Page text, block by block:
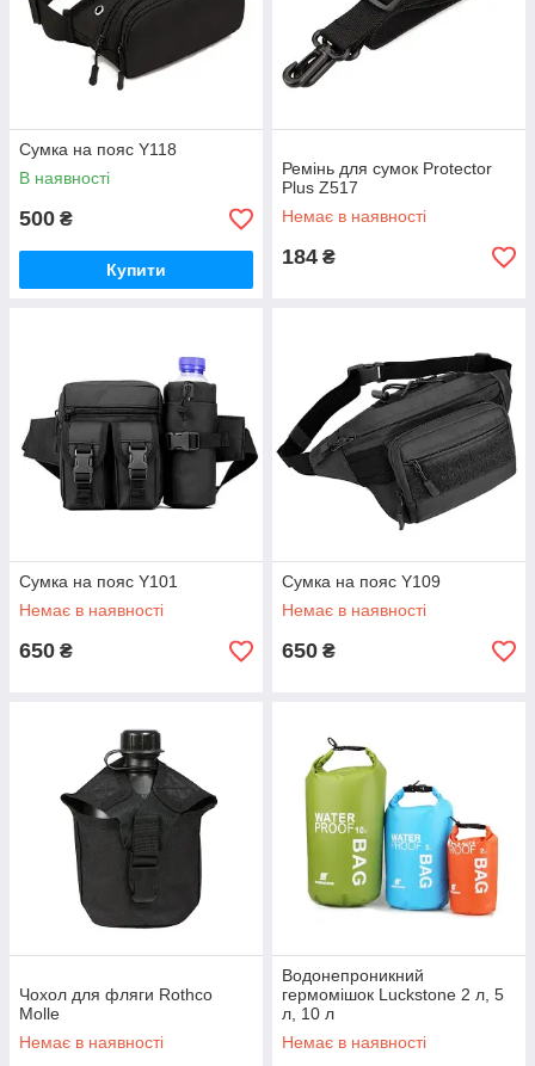
Сумка на пояс Y118
В наявності
500 ₴
Купити
Ремінь для сумок Protector
Plus Z517
Немає в наявності
184 ₴
Сумка на пояс Y101
Немає в наявності
650 ₴
Сумка на пояс Y109
Немає в наявності
650 ₴
Чохол для фляги Rothco
Molle
Немає в наявності
Водонепроникний
гермомішок Luckstone 2 л, 5
л, 10 л
Немає в наявності